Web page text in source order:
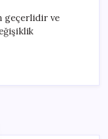
geçerlidir ve